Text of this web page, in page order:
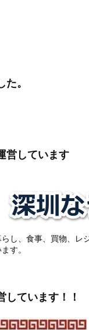
。
営しています
し、食事、買物、レ
す。
しています！！